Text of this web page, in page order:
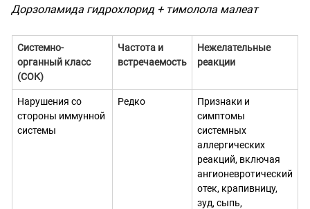
Дорзоламида гидрохлорид + тимолола малеат
Системно-
органный класс
(СОК)
Частота и
встречаемость
Нежелательные
реакции
Нарушения со
стороны иммунной
системы
Редко
Признаки и
симптомы
системных
аллергических
реакций, включая
ангионевротический
отек, крапивницу,
зуд, сыпь,